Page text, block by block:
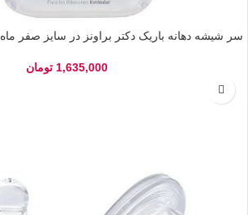
سر شیشه دهانه باریک دکتر براونز در سایز صفر ماه Dr Brown’s
1,635,000 تومان